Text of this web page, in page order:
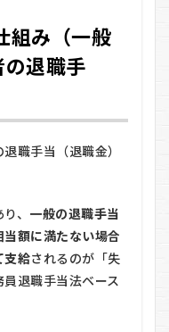
組み（一般
退職手
職手当（退職金）
、 一般の退職手当
額に満たない場合
支給されるのが「失
退職手当法ベース